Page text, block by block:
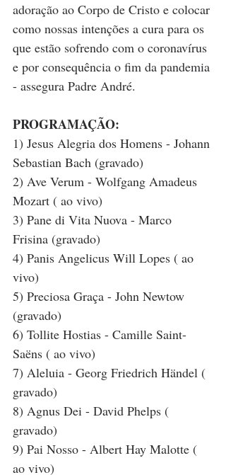
adoração ao Corpo de Cristo e colocar
como nossas intenções a cura para os
que estão sofrendo com o coronavírus
e por consequência o fim da pandemia
- assegura Padre André.
PROGRAMAÇÃO:
1) Jesus Alegria dos Homens - Johann
Sebastian Bach (gravado)
2) Ave Verum - Wolfgang Amadeus
Mozart ( ao vivo)
3) Pane di Vita Nuova - Marco
Frisina (gravado)
4) Panis Angelicus Will Lopes ( ao
vivo)
5) Preciosa Graça - John Newtow
(gravado)
6) Tollite Hostias - Camille Saint-
Saëns ( ao vivo)
7) Aleluia - Georg Friedrich Händel (
gravado)
8) Agnus Dei - David Phelps (
gravado)
9) Pai Nosso - Albert Hay Malotte (
ao vivo)